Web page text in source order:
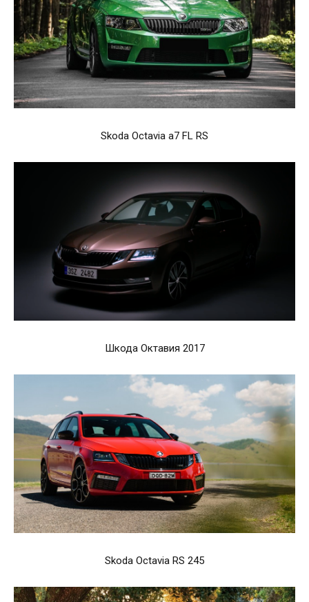
Skoda Octavia a7 FL RS
Шкода Октавия 2017
Skoda Octavia RS 245